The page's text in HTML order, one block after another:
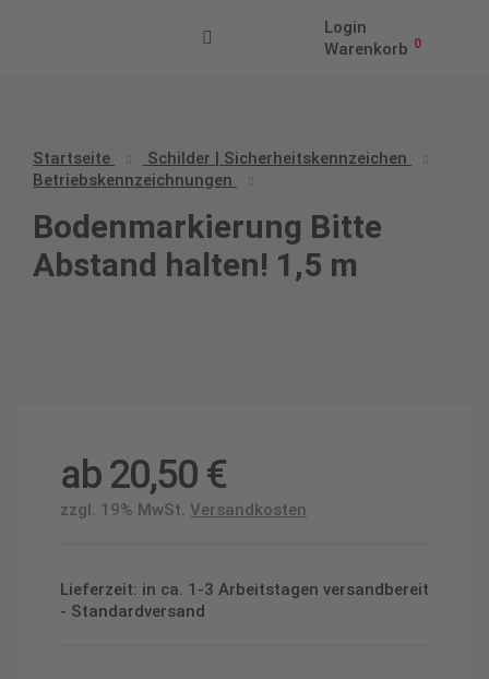
Login
Warenkorb 0
Startseite
Schilder | Sicherheitskennzeichen
Betriebskennzeichnungen
Bodenmarkierung Bitte
Abstand halten! 1,5 m
ab20,50 €
zzgl. 19% MwSt. Versandkosten
Lieferzeit: in ca. 1-3 Arbeitstagen versandbereit
- Standardversand